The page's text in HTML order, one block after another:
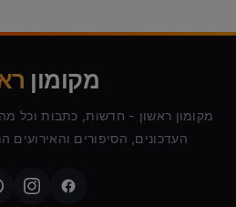
מקומון
מקומון ראשון - חדשות, כתבות וכל
העדכונים, הסיפורים